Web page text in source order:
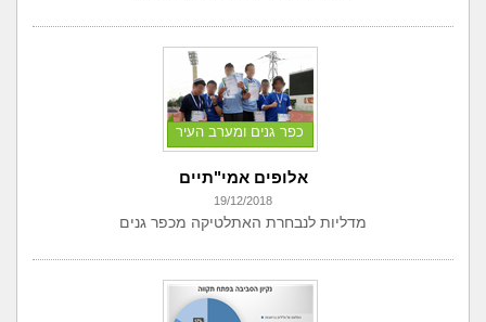
כפר גנים ומערב העיר
אלופים אמי"תיים
19/12/2018
מדליות לנבחרת האתלטיקה מכפר גנים